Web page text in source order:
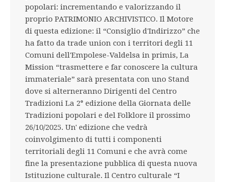
popolari: incrementando e valorizzando il
proprio PATRIMONIO ARCHIVISTICO. Il Motore
di questa edizione: il “Consiglio d'Indirizzo” che
ha fatto da trade union con i territori degli 11
Comuni dell'Empolese-Valdelsa in primis, La
Mission “trasmettere e far conoscere la cultura
immateriale” sarà presentata con uno Stand
dove si alterneranno Dirigenti del Centro
Tradizioni La 2° edizione della Giornata delle
Tradizioni popolari e del Folklore il prossimo
26/10/2025. Un' edizione che vedrà
coinvolgimento di tutti i componenti
territoriali degli 11 Comuni e che avrà come
fine la presentazione pubblica di questa nuova
Istituzione culturale. Il Centro culturale “I